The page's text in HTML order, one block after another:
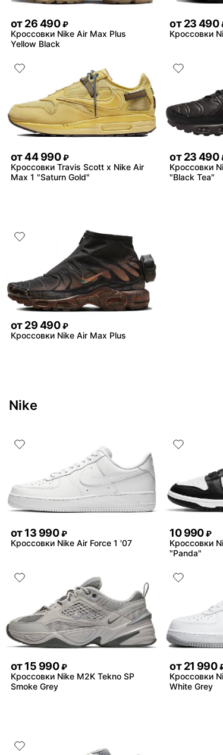
от26 490 ₽
Кроссовки Nike Air Max Plus
Yellow Black
от 23 490
Кроссовки
от44 990 ₽
Кроссовки Travis Scott x Nike Air
Max 1 "Saturn Gold"
от 23 490
Кроссовки
"Black Tea"
от29 490 ₽
Кроссовки Nike Air Max Plus
Nike
от13 990 ₽
Кроссовки Nike Air Force 1 '07
10 990 ₽
Кроссовки
"Panda"
от15 990 ₽
Кроссовки Nike M2K Tekno SP
Smoke Grey
от 21 990
Кроссовки
White Grey